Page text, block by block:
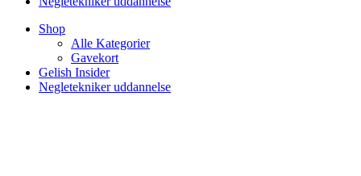
Shop
Alle Kategorier
Gavekort
Gelish Insider
Negletekniker uddannelse